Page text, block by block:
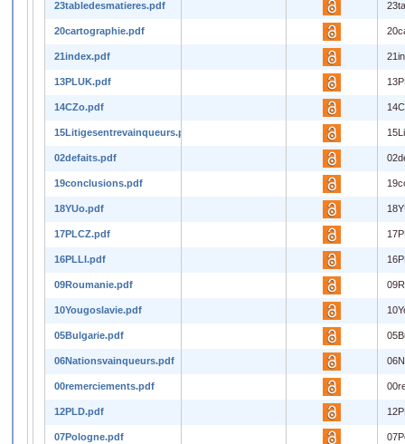
23tabledesmatieres.pdf
20cartographie.pdf
21index.pdf
13PLUK.pdf
14CZo.pdf
15Litigesentrevainqueurs.pdf
02defaits.pdf
19conclusions.pdf
18YUo.pdf
17PLCZ.pdf
16PLLI.pdf
09Roumanie.pdf
10Yougoslavie.pdf
05Bulgarie.pdf
06Nationsvainqueurs.pdf
00remerciements.pdf
12PLD.pdf
07Pologne.pdf